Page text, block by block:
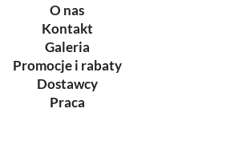
O nas
Kontakt
Galeria
Promocje i rabaty
Dostawcy
Praca